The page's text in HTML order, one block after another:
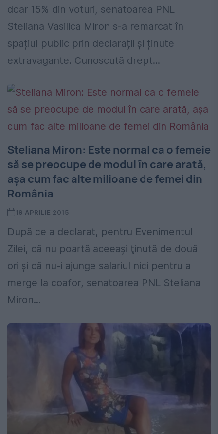
doar 15% din voturi, senatoarea PNL
Steliana Vasilica Miron s-a remarcat în
spațiul public prin declarații și ținute
extravagante. Cunoscută drept...
Steliana Miron: Este normal ca o femeie
să se preocupe de modul în care arată,
aşa cum fac alte milioane de femei din
România
19 APRILIE 2015
După ce a declarat, pentru Evenimentul
Zilei, că nu poartă aceeaşi ţinută de două
ori şi că nu-i ajunge salariul nici pentru a
merge la coafor, senatoarea PNL Steliana
Miron...